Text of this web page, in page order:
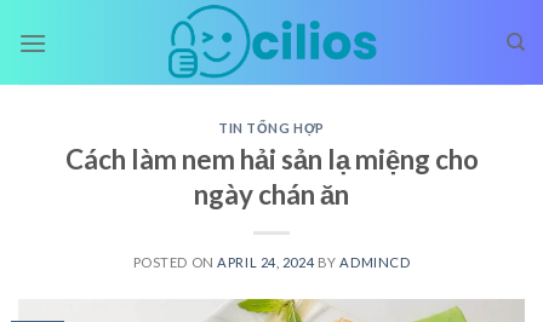
TIN TỔNG HỢP
Cách làm nem hải sản lạ miệng cho
ngày chán ăn
POSTED ON APRIL 24, 2024 BY ADMINCD